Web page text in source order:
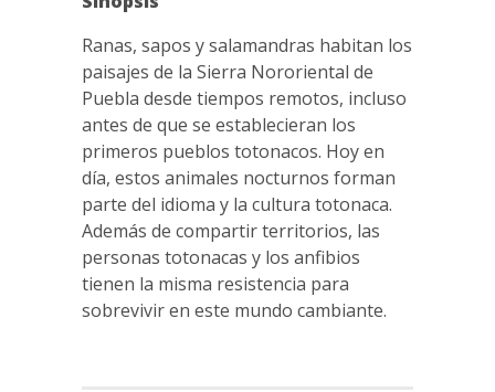
Ranas, sapos y salamandras habitan los
paisajes de la Sierra Nororiental de
Puebla desde tiempos remotos, incluso
antes de que se establecieran los
primeros pueblos totonacos. Hoy en
día, estos animales nocturnos forman
parte del idioma y la cultura totonaca.
Además de compartir territorios, las
personas totonacas y los anfibios
tienen la misma resistencia para
sobrevivir en este mundo cambiante.